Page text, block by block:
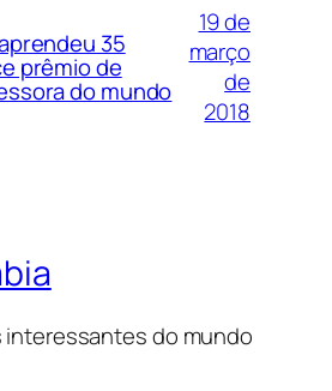
35
prêmio de
do mundo
19 de
março
de
2018
interessantes do mundo